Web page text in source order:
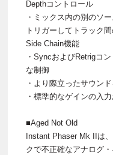
Depthコントロール
・ミックス内の別のソ
トリガーしてトラック
Side Chain機能
・SyncおよびRetrigコ
な制御
・より際立ったサウン
・標準的なゲインの入
■Aged Not Old
Instant Phaser Mk IIは
クで不正確なアナログ